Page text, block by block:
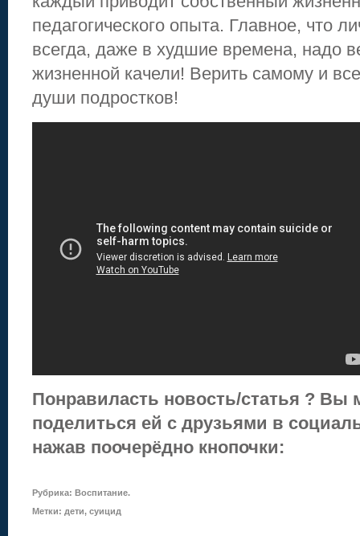
педагогического опыта. Главное, что
всегда, даже в худшие времена, надо
жизненной качели! Верить самому и
души подростков!
Понравиласть новость/статья ? Вы
поделиться ей с друзьями в
нажав поочерёдно кнопочки:
Рубрика: Воспитание.
Метки: дети, суицид